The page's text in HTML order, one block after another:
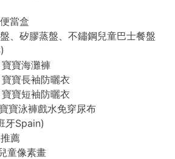
當盒
、矽膠蒸盤、不鏽鋼兒童巴士餐盤
寶海灘褲
寶長袖防曬衣
寶短袖防曬衣
寶泳褲戲水免穿尿布
牙Spain)
薦
童像素畫